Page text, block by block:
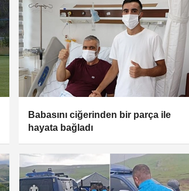
Babasını ciğerinden bir parça ile
hayata bağladı